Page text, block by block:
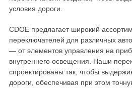
условия дороги.
CDOE предлагает широкий
переключателей для различных
— от элементов управления на
внутреннего освещения. Наши
спроектированы так, чтобы
дороги, обеспечивая при этом